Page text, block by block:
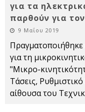
για τα
παρθούν για
9 Μαΐου 2019
για τη
"Μικρο-
Τάσεις,
αίθουσα του